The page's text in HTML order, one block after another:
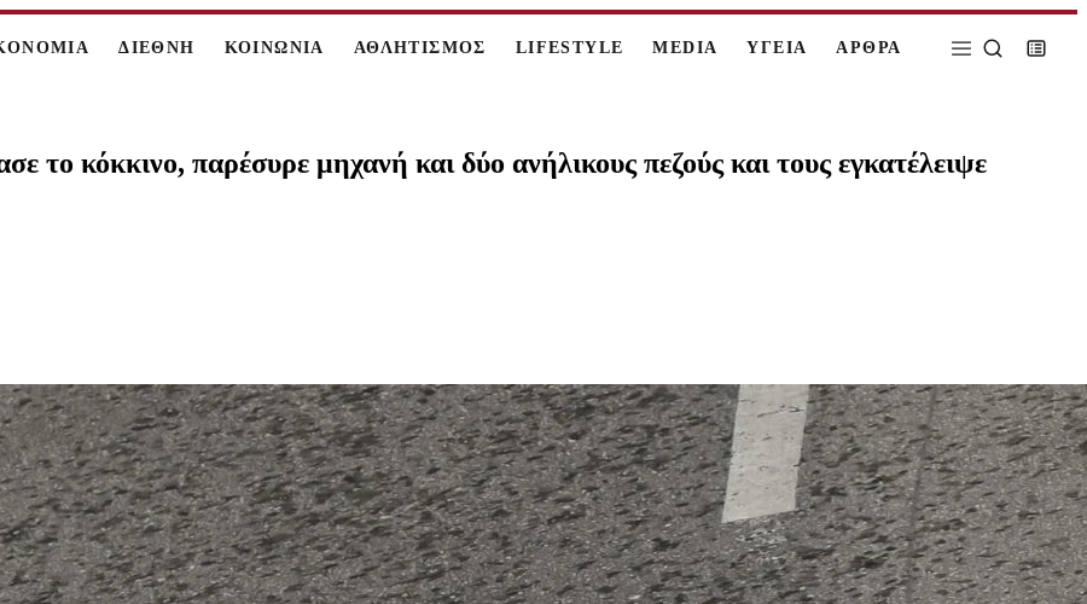
ΔΙΕΘΝΗ ΚΟΙΝΩΝΙΑ ΑΘΛΗΤΙΣΜΟΣ LIFESTYLE MEDIA ΥΓΕΙΑ ΑΡΘΡΑ
το κόκκινο, παρέσυρε μηχανή και δύο ανήλικους πεζούς και τους εγκατέλειψε